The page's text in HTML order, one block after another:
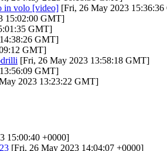
in volo [video] [Fri, 26 May 2023
15:02:00 GMT]
GMT]
GMT]
GMT]
[Fri, 26 May 2023 13:58:18 GMT]
GMT]
2023 13:23:22 GMT]
15:00:40 +0000]
[Fri, 26 May 2023 14:04:07 +0000]